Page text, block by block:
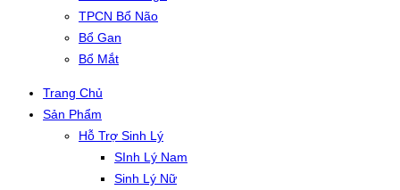
TPCN Bổ Não
Bổ Gan
Bổ Mắt
Trang Chủ
Sản Phẩm
Hỗ Trợ Sinh Lý
SInh Lý Nam
Sinh Lý Nữ